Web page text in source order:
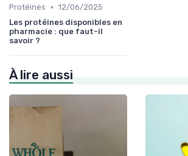
Protéines • 12/06/2025
Les protéines disponibles en
pharmacie : que faut-il
savoir ?
À lire aussi